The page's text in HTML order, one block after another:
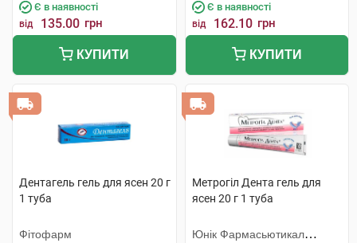
Є в наявності
від 135.00 грн
КУПИТИ
Є в наявності
від 162.10 грн
КУПИТИ
Дентагель гель для ясен 20 г
1 туба
Фітофарм
Метрогіл Дента гель для
ясен 20 г 1 туба
Юнік Фармасьютикал